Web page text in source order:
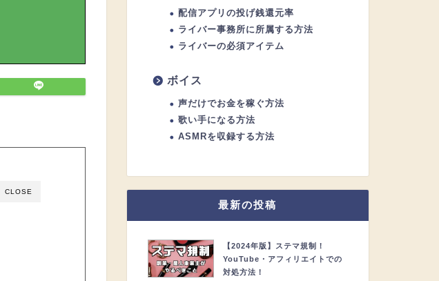
CLOSE
配信アプリの投げ銭還元率
ライバー事務所に所属する方法
ライバーの必須アイテム
ボイス
声だけでお金を稼ぐ方法
歌い手になる方法
ASMRを収録する方法
最新の投稿
【2024年版】ステマ規制！
YouTube・アフィリエイトでの
対処方法！